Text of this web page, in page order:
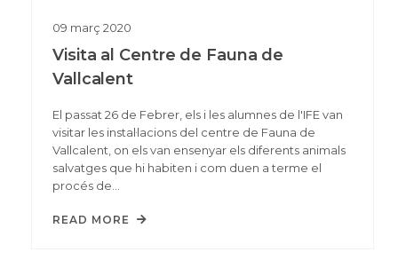
09 març 2020
Visita al Centre de Fauna de
Vallcalent
El passat 26 de Febrer, els i les alumnes de l'IFE van
visitar les instal·lacions del centre de Fauna de
Vallcalent, on els van ensenyar els diferents animals
salvatges que hi habiten i com duen a terme el
procés de…
READ MORE